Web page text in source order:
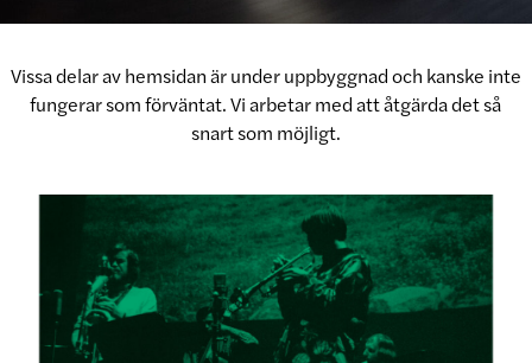
Vissa delar av hemsidan är under uppbyggnad och kanske inte
fungerar som förväntat. Vi arbetar med att åtgärda det så
snart som möjligt.